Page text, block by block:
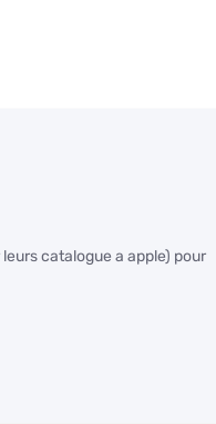
catalogue a apple) pour